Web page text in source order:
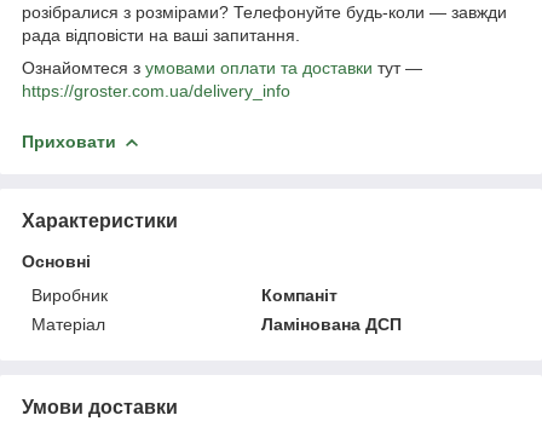
розібралися з розмірами? Телефонуйте будь-коли — завжди
рада відповісти на ваші запитання.
Ознайомтеся з умовами оплати та доставки тут —
https://groster.com.ua/delivery_info
Приховати
Характеристики
Основні
Виробник
Компаніт
Матеріал
Ламінована ДСП
Умови доставки